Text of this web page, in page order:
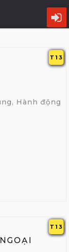
T13
Hành động
T13